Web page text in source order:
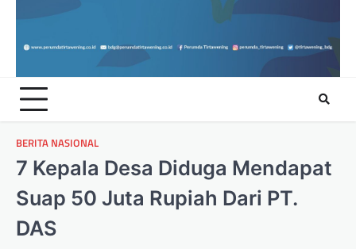
BERITA NASIONAL
7 Kepala Desa Diduga Mendapat
Suap 50 Juta Rupiah Dari PT.
DAS